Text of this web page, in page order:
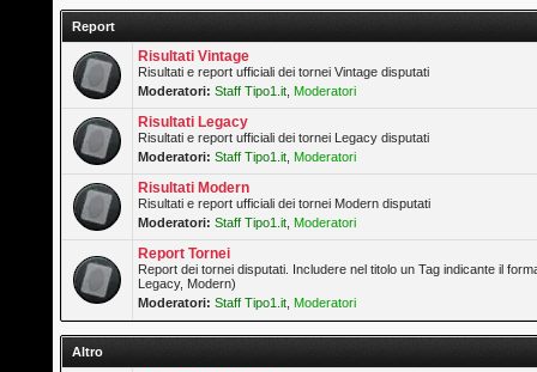
Report
Risultati Vintage
Risultati e report ufficiali dei tornei Vintage disputati
Moderatori: Staff Tipo1.it Moderatori
Risultati Legacy
Risultati e report ufficiali dei tornei Legacy disputati
Moderatori: Staff Tipo1.it Moderatori
Risultati Modern
Risultati e report ufficiali dei tornei Modern disputati
Moderatori: Staff Tipo1.it Moderatori
Report Tornei
Report dei tornei disputati. Includere nel titolo un Tag indicante il
Legacy, Modern)
Moderatori: Staff Tipo1.it Moderatori
Altro